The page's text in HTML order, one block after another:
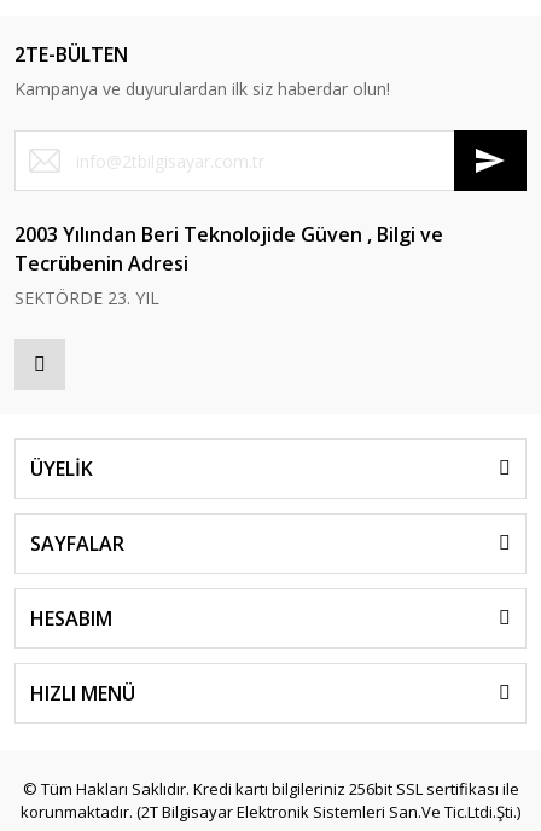
2TE-BÜLTEN
Kampanya ve duyurulardan ilk siz haberdar olun!
2003 Yılından Beri Teknolojide Güven , Bilgi ve
Tecrübenin Adresi
SEKTÖRDE 23. YIL
ÜYELİK
SAYFALAR
HESABIM
HIZLI MENÜ
© Tüm Hakları Saklıdır. Kredi kartı bilgileriniz 256bit SSL sertifikası ile
korunmaktadır. (2T Bilgisayar Elektronik Sistemleri San.Ve Tic.Ltdi.Şti.)